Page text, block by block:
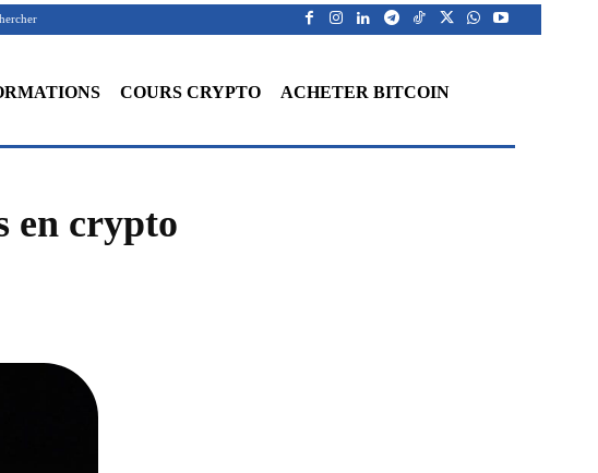
COURS CRYPTO ACHETER BITCOIN
en crypto